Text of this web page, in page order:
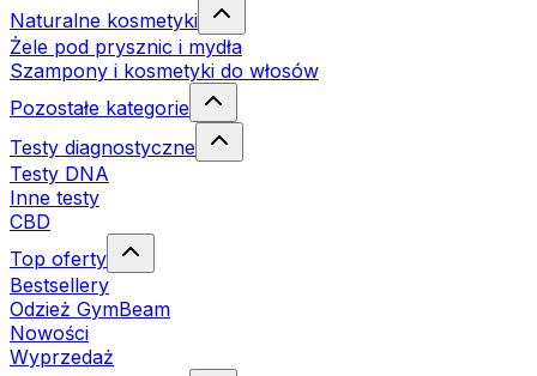
Naturalne kosmetyki
Żele pod prysznic i mydła
Szampony i kosmetyki do włosów
Pozostałe kategorie
Testy diagnostyczne
Testy DNA
Inne testy
CBD
Top oferty
Bestsellery
Odzież GymBeam
Nowości
Wyprzedaż